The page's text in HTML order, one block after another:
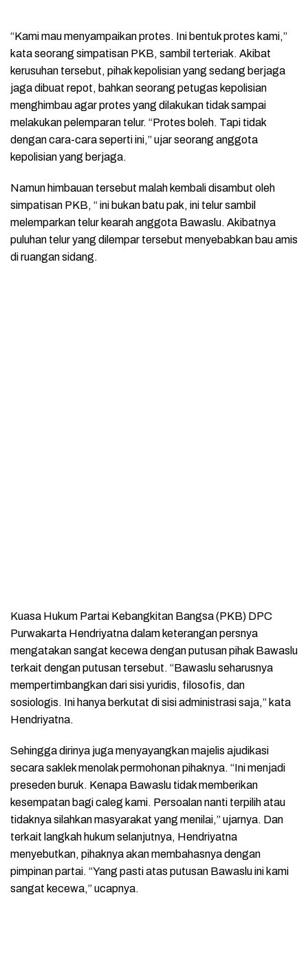
“Kami mau menyampaikan protes. Ini bentuk protes kami,”
kata seorang simpatisan PKB, sambil terteriak. Akibat
kerusuhan tersebut, pihak kepolisian yang sedang berjaga
jaga dibuat repot, bahkan seorang petugas kepolisian
menghimbau agar protes yang dilakukan tidak sampai
melakukan pelemparan telur. “Protes boleh. Tapi tidak
dengan cara-cara seperti ini,” ujar seorang anggota
kepolisian yang berjaga.
Namun himbauan tersebut malah kembali disambut oleh
simpatisan PKB, “ ini bukan batu pak, ini telur sambil
melemparkan telur kearah anggota Bawaslu. Akibatnya
puluhan telur yang dilempar tersebut menyebabkan bau amis
di ruangan sidang.
Kuasa Hukum Partai Kebangkitan Bangsa (PKB) DPC
Purwakarta Hendriyatna dalam keterangan persnya
mengatakan sangat kecewa dengan putusan pihak Bawaslu
terkait dengan putusan tersebut. “Bawaslu seharusnya
mempertimbangkan dari sisi yuridis, filosofis, dan
sosiologis. Ini hanya berkutat di sisi administrasi saja,” kata
Hendriyatna.
Sehingga dirinya juga menyayangkan majelis ajudikasi
secara saklek menolak permohonan pihaknya. “Ini menjadi
preseden buruk. Kenapa Bawaslu tidak memberikan
kesempatan bagi caleg kami. Persoalan nanti terpilih atau
tidaknya silahkan masyarakat yang menilai,” ujarnya. Dan
terkait langkah hukum selanjutnya, Hendriyatna
menyebutkan, pihaknya akan membahasnya dengan
pimpinan partai. “Yang pasti atas putusan Bawaslu ini kami
sangat kecewa,” ucapnya.